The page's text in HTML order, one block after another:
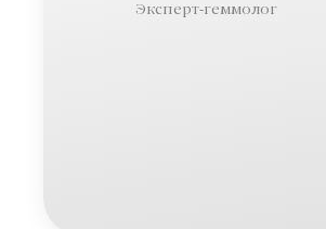
Эксперт-геммолог